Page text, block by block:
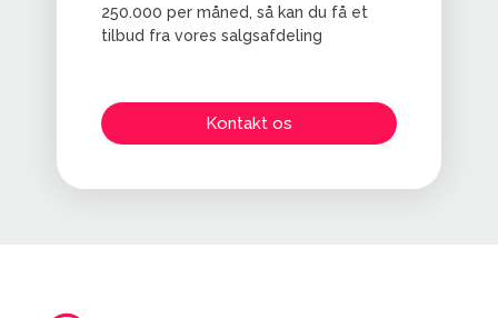
250.000 per måned, så kan du få et
tilbud fra vores salgsafdeling
Kontakt os